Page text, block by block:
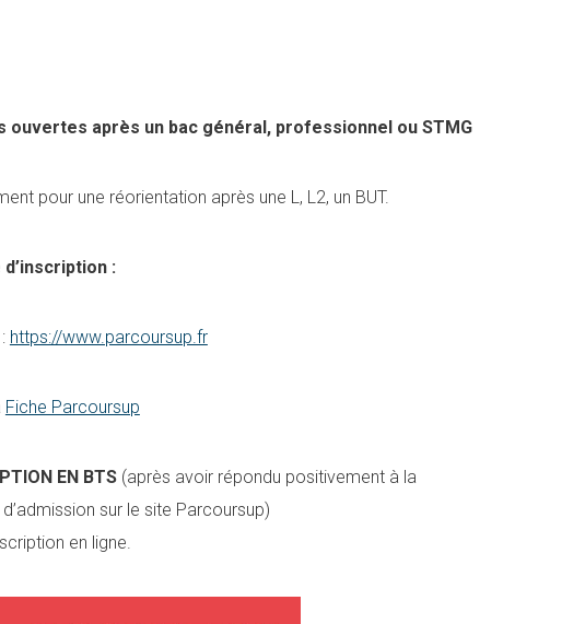
ouvertes après un bac général, professionnel ou STMG
pour une réorientation après une L, L2, un BUT.
:
https://www.parcoursup.fr
Fiche Parcoursup
EN BTS (après avoir répondu positivement à la
sur le site Parcoursup)
en ligne.